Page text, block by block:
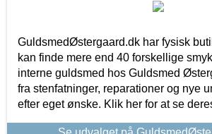
GuldsmedØstergaard.dk har fysisk
kan finde mere end 40 forskellige
interne guldsmed hos Guldsmed
fra stenfatninger, reparationer og nye
efter eget ønske. Klik her for at se